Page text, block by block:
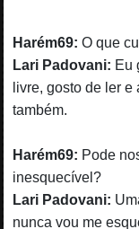
Harém69: O que
Lari Padovani: Eu
livre, gosto de ler
também.
Harém69: Pode
inesquecível?
Lari Padovani:
nunca vou me